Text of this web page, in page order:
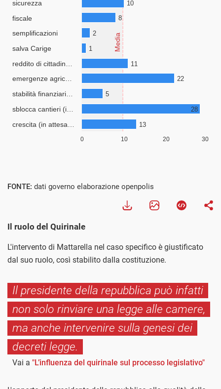
FONTE: dati governo elaborazione openpolis
Il ruolo del Quirinale
L'intervento di Mattarella nel caso specifico è giustificato
dal suo ruolo, così stabilito dalla costituzione.
Il presidente della repubblica può infatti
non solo rinviare una legge alle camere,
ma anche intervenire sulla genesi dei
decreti legge.
Vai a "L’influenza del quirinale sul processo legislativo"